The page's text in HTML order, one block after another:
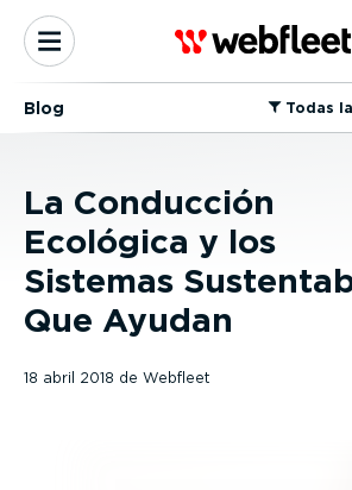
Blog ⁠Todas
La Conducción
Ecológica y los
Sistemas
Que Ayudan
18 abril 2018 de Webfleet